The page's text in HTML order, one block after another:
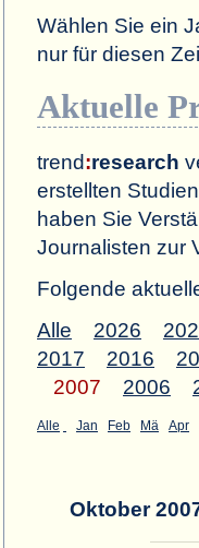
Wählen Sie ein
nur für diesen
Aktuelle
trend:research
erstellten
haben Sie
Journalisten zur
Folgende
Alle
2026
2017
2016
2007
2006
Alle Jan Feb Mä Apr
Oktober